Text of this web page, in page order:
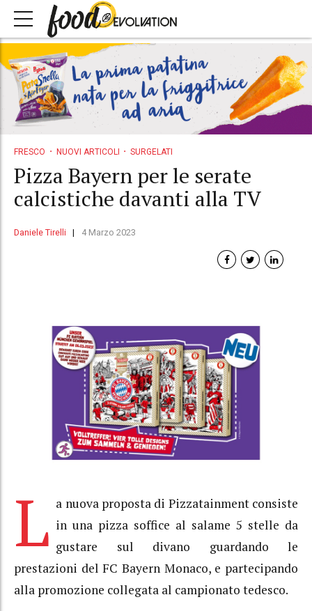
FRESCO NUOVI ARTICOLI SURGELATI
Pizza Bayern per le serate
calcistiche davanti alla TV
Daniele Tirelli 4 Marzo 2023
L a nuova proposta di Pizzatainment consiste
in una pizza soffice al salame 5 stelle da
gustare sul divano guardando le
prestazioni del FC Bayern Monaco, e partecipando
alla promozione collegata al campionato tedesco.